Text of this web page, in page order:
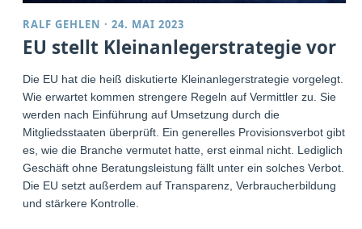
RALF GEHLEN ·24. MAI 2023
EU stellt Kleinanlegerstrategie vor
Die EU hat die heiß diskutierte Kleinanlegerstrategie vorgelegt.
Wie erwartet kommen strengere Regeln auf Vermittler zu. Sie
werden nach Einführung auf Umsetzung durch die
Mitgliedsstaaten überprüft. Ein generelles Provisionsverbot gibt
es, wie die Branche vermutet hatte, erst einmal nicht. Lediglich
Geschäft ohne Beratungsleistung fällt unter ein solches Verbot.
Die EU setzt außerdem auf Transparenz, Verbraucherbildung
und stärkere Kontrolle.